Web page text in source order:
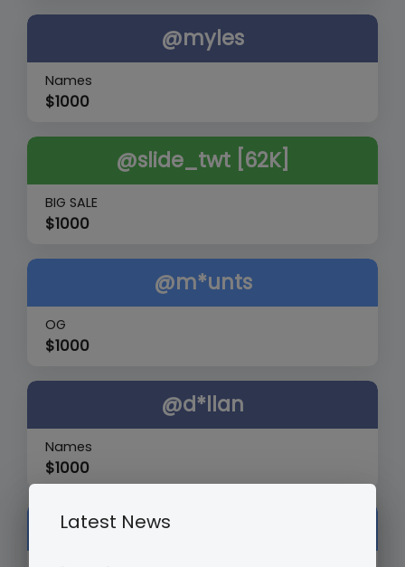
@myles
Names
$1000
@slide_twt [62K]
BIG SALE
$1000
@m*unts
OG
$1000
@d*llan
Names
$1000
@smo*ther
Latest News